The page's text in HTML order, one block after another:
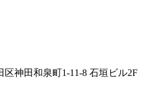
区神田和泉町1-11-8 石垣ビル2F